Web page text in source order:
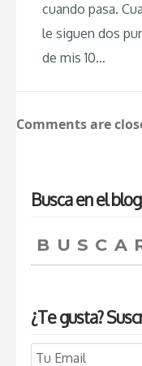
cuando pasa.
le siguen dos
de mis 10…
Comments are
Busca en el blog
¿Te gusta?
Email